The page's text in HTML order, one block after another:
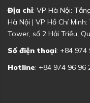
Địa chỉ: VP Hà Nội:
Hà Nội | VP Hồ Chí
Tower, số 2 Hải Triều,
Số điện thoại: +84 974
Hotline: +84 974 96 96